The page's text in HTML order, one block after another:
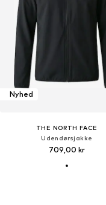
Nyhed
THE NORTH FACE
Udendørsjakke
709,00 kr